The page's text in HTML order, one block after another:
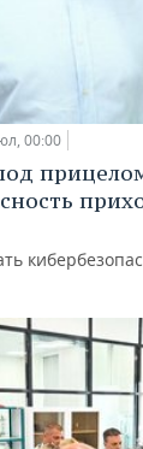
00:00